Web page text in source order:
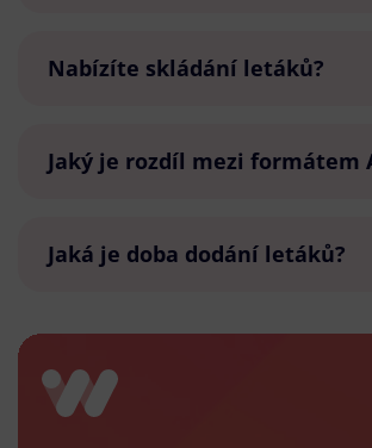
Nabízíte skládání letáků?
Jaký je rozdíl mezi formátem
Jaká je doba dodání letáků?